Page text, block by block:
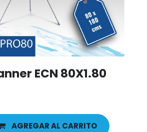
ECN 80X1.80
AGREGAR AL CARRITO